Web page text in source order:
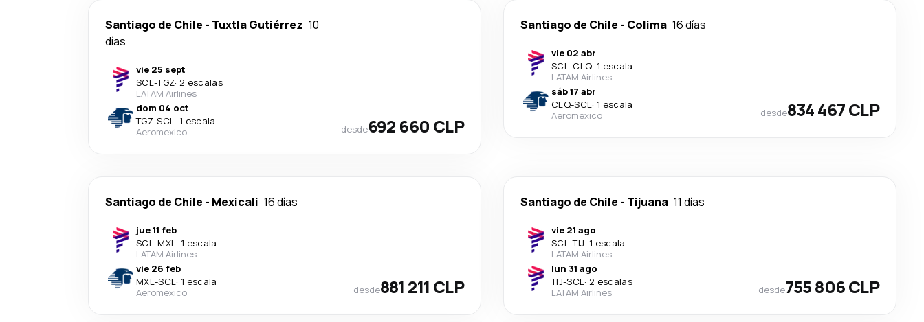
Santiago de Chile - Tuxtla Gutiérrez 10
días
vie 25 sept
SCL-TGZ· 2 escalas
LATAM Airlines
dom 04 oct
TGZ-SCL· 1 escala
Aeromexico
desde692 660 CLP
Santiago de Chile - Colima 16 días
vie 02 abr
SCL-CLQ· 1 escala
LATAM Airlines
sáb 17 abr
CLQ-SCL· 1 escala
Aeromexico
desde834 467 CLP
Santiago de Chile - Mexicali 16 días
jue 11 feb
SCL-MXL· 1 escala
LATAM Airlines
vie 26 feb
MXL-SCL· 1 escala
Aeromexico
desde881 211 CLP
Santiago de Chile - Tijuana 11 días
vie 21 ago
SCL-TIJ· 1 escala
LATAM Airlines
lun 31 ago
TIJ-SCL· 2 escalas
LATAM Airlines
desde755 806 CLP